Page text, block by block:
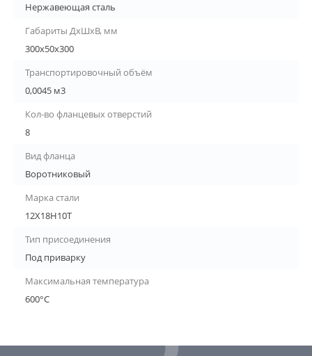
Нержавеющая сталь
Габариты ДхШхВ, мм
300х50х300
Транспортировочный объём
0,0045 м3
Кол-во фланцевых отверстий
8
Вид фланца
Воротниковый
Марка стали
12Х18Н10Т
Тип присоединения
Под приварку
Максимальная температура
600°С